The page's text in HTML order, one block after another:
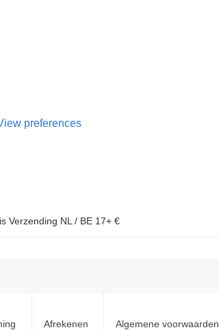
preferences
Verzending NL / BE 17+ €
Afrekenen Algemene voorwaarden